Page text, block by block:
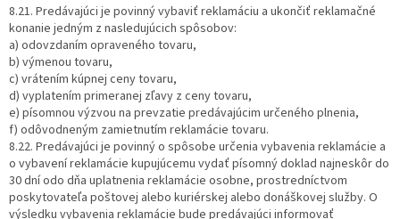
8.21. Predávajúci je povinný vybaviť reklamáciu a ukončiť reklamačné
konanie jedným z nasledujúcich spôsobov:
a) odovzdaním opraveného tovaru,
b) výmenou tovaru,
c) vrátením kúpnej ceny tovaru,
d) vyplatením primeranej zľavy z ceny tovaru,
e) písomnou výzvou na prevzatie predávajúcim určeného plnenia,
f) odôvodneným zamietnutím reklamácie tovaru.
8.22. Predávajúci je povinný o spôsobe určenia vybavenia reklamácie a
o vybavení reklamácie kupujúcemu vydať písomný doklad najneskôr do
30 dní odo dňa uplatnenia reklamácie osobne, prostredníctvom
poskytovateľa poštovej alebo kuriérskej alebo donáškovej služby. O
výsledku vybavenia reklamácie bude predávajúci informovať